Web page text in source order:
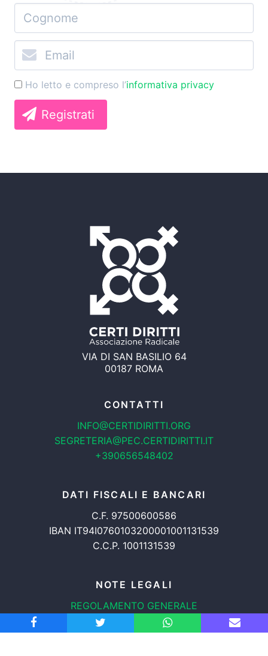
Ho letto e compreso l’informativa privacy
Registrati
VIA DI SAN BASILIO 64
00187 ROMA
CONTATTI
INFO@CERTIDIRITTI.ORG
SEGRETERIA@PEC.CERTIDIRITTI.IT
+390656548402
DATI FISCALI E BANCARI
C.F. 97500600586
IBAN IT94I0760103200001001131539
C.C.P. 1001131539
NOTE LEGALI
REGOLAMENTO GENERALE
PROTEZIONE DATI
INFORMATIVA COOKIES